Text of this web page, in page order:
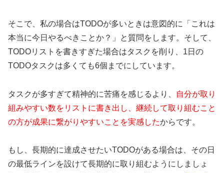
そこで、私の場合はTODOが多いときは意図的に「これは
本当に今日やるべきことか？」と質問をします。そして、
TODOリストを書きすぎた場合はタスクを削り、1日の
TODOタスクは多くても6個までにしています。
タスクが多すぎて精神的に苦痛を感じるより、
自分が取り
組みやすい数をリストに書き出し、継続して取り組むこと
の方が成果に繋がりやすいことを実感したからです。
もし、長期的に達成させたいTODOがある場合は、その日
の最低ラインを設けて長期的に取り組むようにしましょ